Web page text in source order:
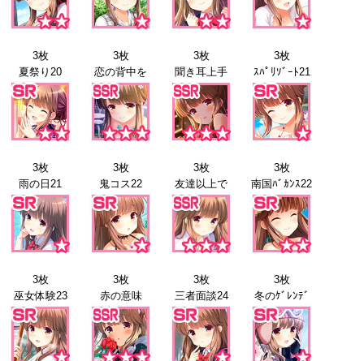
3枚
夏祭り20
3枚
恋の背中を
3枚
聞き耳上手
3枚
ｽﾊﾟﾘｿﾞｰﾄ21
3枚
雨の日21
3枚
鬼コス22
3枚
友達以上で
3枚
南国ﾊﾞｶﾝｽ22
3枚
巫女体験23
3枚
赤の意味
3枚
三者面談24
3枚
冬のｹﾞﾚﾝﾃﾞ